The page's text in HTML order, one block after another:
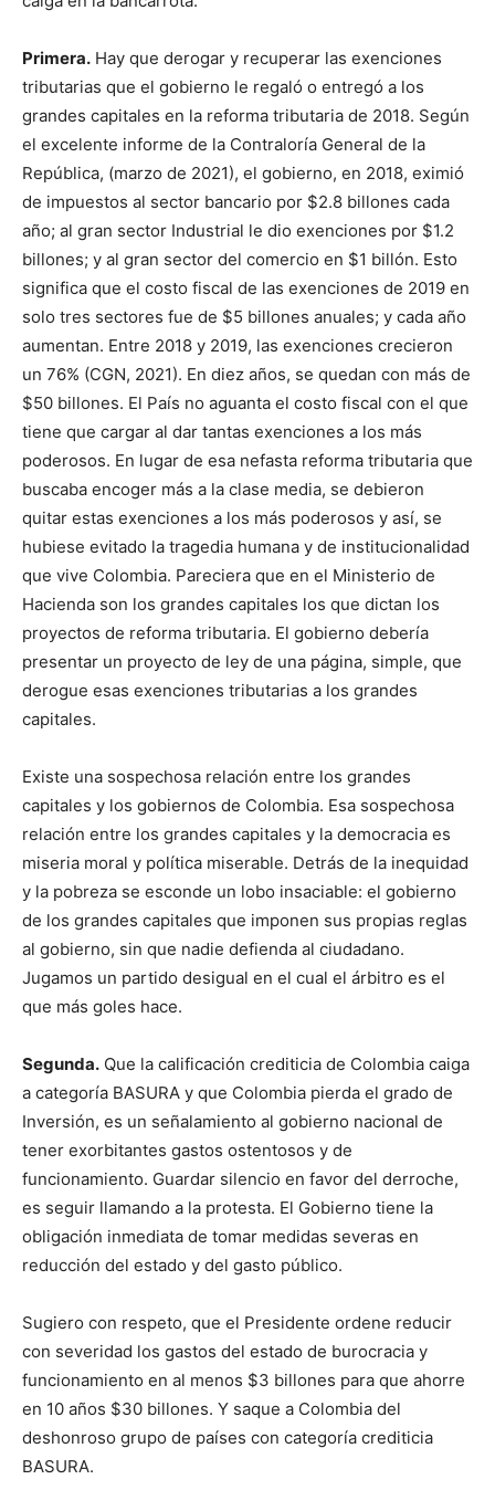
Primera. Hay que derogar y recuperar las exenciones
tributarias que el gobierno le regaló o entregó a los
grandes capitales en la reforma tributaria de 2018. Según
el excelente informe de la Contraloría General de la
República, (marzo de 2021), el gobierno, en 2018, eximió
de impuestos al sector bancario por $2.8 billones cada
año; al gran sector Industrial le dio exenciones por $1.2
billones; y al gran sector del comercio en $1 billón. Esto
significa que el costo fiscal de las exenciones de 2019 en
solo tres sectores fue de $5 billones anuales; y cada año
aumentan. Entre 2018 y 2019, las exenciones crecieron
un 76% (CGN, 2021). En diez años, se quedan con más de
$50 billones. El País no aguanta el costo fiscal con el que
tiene que cargar al dar tantas exenciones a los más
poderosos. En lugar de esa nefasta reforma tributaria que
buscaba encoger más a la clase media, se debieron
quitar estas exenciones a los más poderosos y así, se
hubiese evitado la tragedia humana y de institucionalidad
que vive Colombia. Pareciera que en el Ministerio de
Hacienda son los grandes capitales los que dictan los
proyectos de reforma tributaria. El gobierno debería
presentar un proyecto de ley de una página, simple, que
derogue esas exenciones tributarias a los grandes
capitales.
Existe una sospechosa relación entre los grandes
capitales y los gobiernos de Colombia. Esa sospechosa
relación entre los grandes capitales y la democracia es
miseria moral y política miserable. Detrás de la inequidad
y la pobreza se esconde un lobo insaciable: el gobierno
de los grandes capitales que imponen sus propias reglas
al gobierno, sin que nadie defienda al ciudadano.
Jugamos un partido desigual en el cual el árbitro es el
que más goles hace.
Segunda. Que la calificación crediticia de Colombia caiga
a categoría BASURA y que Colombia pierda el grado de
Inversión, es un señalamiento al gobierno nacional de
tener exorbitantes gastos ostentosos y de
funcionamiento. Guardar silencio en favor del derroche,
es seguir llamando a la protesta. El Gobierno tiene la
obligación inmediata de tomar medidas severas en
reducción del estado y del gasto público.
Sugiero con respeto, que el Presidente ordene reducir
con severidad los gastos del estado de burocracia y
funcionamiento en al menos $3 billones para que ahorre
en 10 años $30 billones. Y saque a Colombia del
deshonroso grupo de países con categoría crediticia
BASURA.